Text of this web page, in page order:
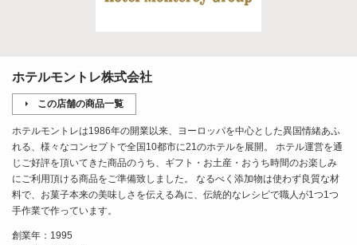
ホテルモントレ株式会社
この店舗の商品一覧
ホテルモントレは1986年の開業以来、ヨーロッパを中心とした異国情緒あふ
れる、様々なコンセプトで全国10都市に21のホテルを展開。 ホテル運営を通
じご好評を頂いてきた商品のうち、ギフト・お土産・おうち時間のお楽しみ
にご利用頂ける商品をご準備致しました。 なるべく添加物は使わず良質な材
料で、お菓子本来の美味しさを伝える為に、伝統的なレシピで職人が1つ1つ
手作業で作っています。
創業年：1995